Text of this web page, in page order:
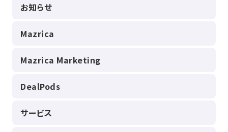
お知らせ
Mazrica
Mazrica Marketing
DealPods
サービス